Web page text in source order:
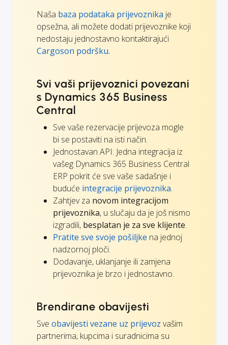
Naša baza podataka prijevoznika je
opsežna, ali možete dodati prijevoznike koji
nedostaju jednostavno kontaktirajući
Cargoson podršku.
Svi vaši prijevoznici povezani
s Dynamics 365 Business
Central
Sve vaše rezervacije prijevoza mogle
bi se postaviti na isti način.
Jednostavan API: Jedna integracija iz
vašeg Dynamics 365 Business Central
ERP pokrit će sve vaše sadašnje i
buduće integracije prijevoznika.
Zahtjev za novom integracijom
prijevoznika, u slučaju da je još nismo
izgradili, besplatan je za sve klijente.
Pratite sve svoje pošiljke na jednoj
nadzornoj ploči.
Dodavanje, uklanjanje ili zamjena
prijevoznika je brzo i jednostavno.
Brendirane obavijesti
Sve obavijesti vezane uz prijevoz vašim
partnerima, kupcima i suradnicima su